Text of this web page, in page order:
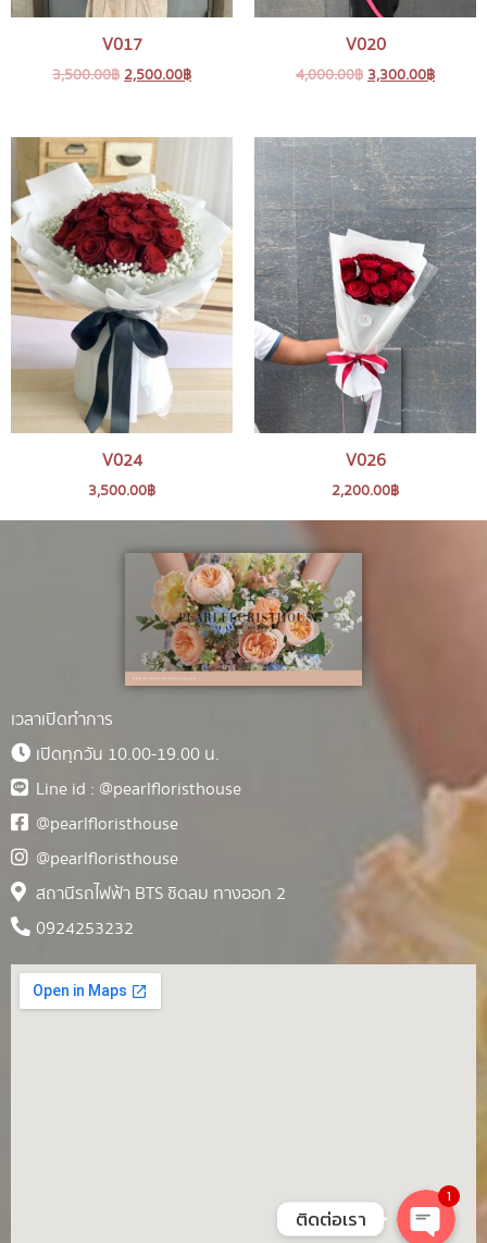
V017
3,500.00฿ 2,500.00฿
V020
4,000.00฿ 3,300.00฿
V024
3,500.00฿
V026
2,200.00฿
เวลาเปิดทำการ
เปิดทุกวัน 10.00-19.00 น.
Line id : @pearlfloristhouse
@pearlfloristhouse
@pearlfloristhouse
สถานีรถไฟฟ้า BTS ชิดลม ทางออก 2
0924253232
1
ติดต่อเรา